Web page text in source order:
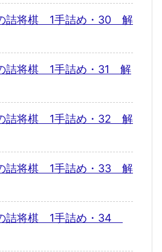
詰将棋 1手詰め・30 解
詰将棋 1手詰め・31 解
詰将棋 1手詰め・32 解
詰将棋 1手詰め・33 解
詰将棋 1手詰め・34